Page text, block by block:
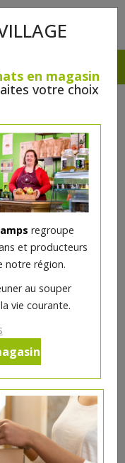
en magasin
votre choix
regroupe
et producteurs
notre région.
au souper
vie courante.
8
40.33€/pc
...